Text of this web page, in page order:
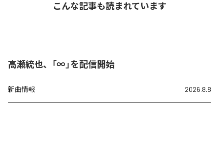
こんな記事も読まれています
高瀬統也、「∞」を配信開始
新曲情報 2026.8.8